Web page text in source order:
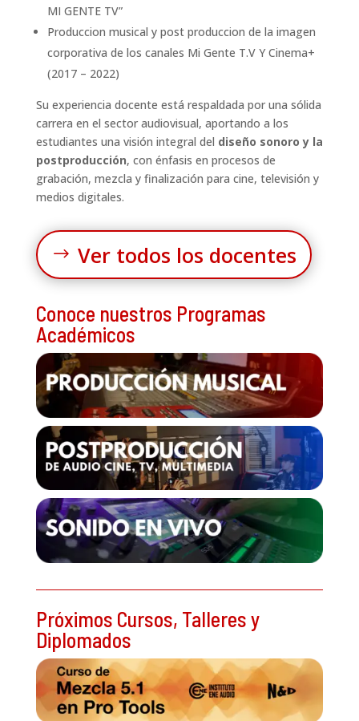
MI GENTE TV”
Produccion musical y post produccion de la imagen
corporativa de los canales Mi Gente T.V Y Cinema+
(2017 – 2022)
Su experiencia docente está respaldada por una sólida
carrera en el sector audiovisual, aportando a los
estudiantes una visión integral del diseño sonoro y la
postproducción, con énfasis en procesos de
grabación, mezcla y finalización para cine, televisión y
medios digitales.
Ver todos los docentes
Conoce nuestros Programas
Académicos
Próximos Cursos, Talleres y
Diplomados